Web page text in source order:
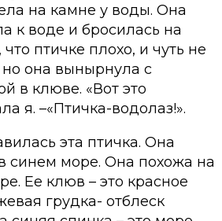
на камне у воды. Она
к воде и бросилась на
птичке плохо, и чуть не
но она вынырнула с
в клюве. «Вот это
я. –«Птичка-водолаз!».
эта птичка. Она
синем море. Она похожа на
Ее клюв – это красное
грудка- отблеск